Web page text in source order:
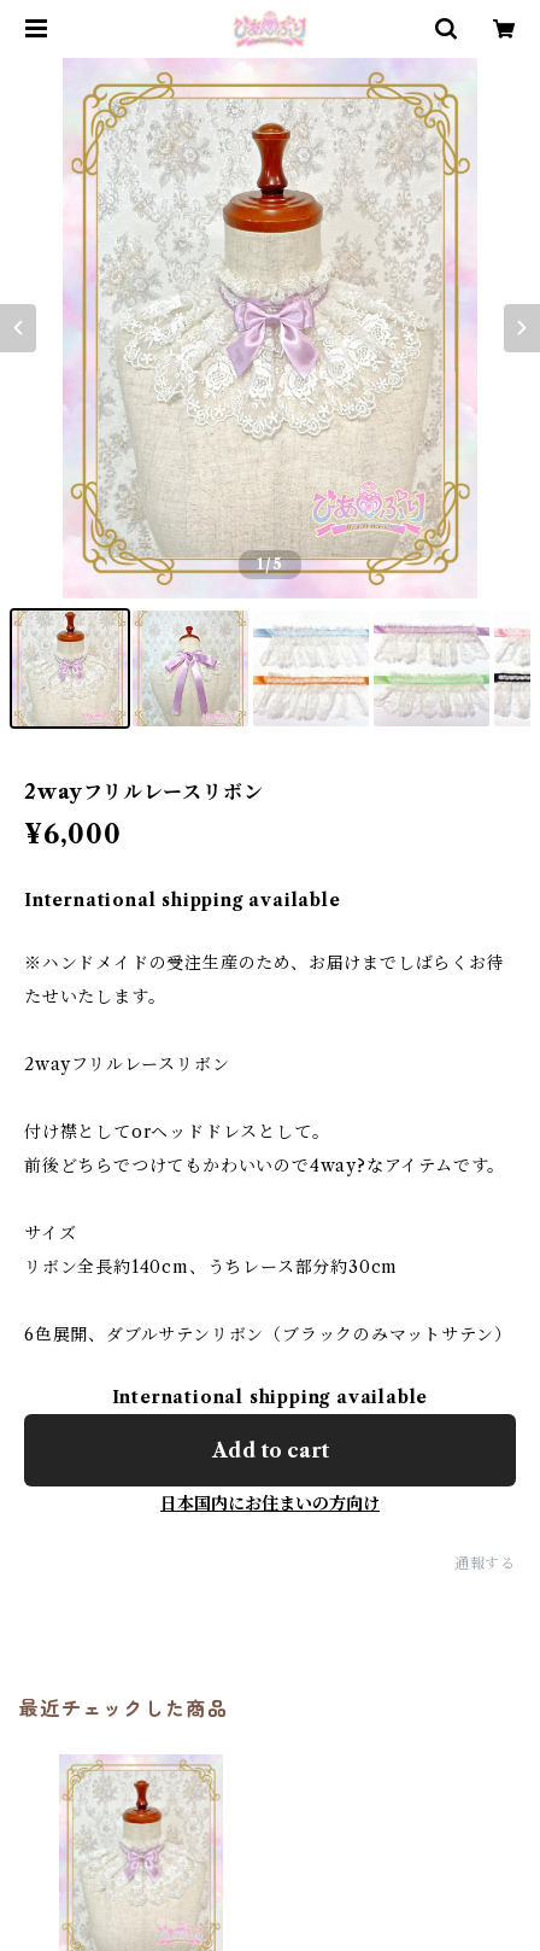
1/5
2wayフリルレースリボン
¥6,000
International shipping available
※ハンドメイドの受注生産のため、お届けまでしばらくお待
たせいたします。
2wayフリルレースリボン
付け襟としてorヘッドドレスとして。
前後どちらでつけてもかわいいので4way?なアイテムです。
サイズ
リボン全長約140cm、うちレース部分約30cm
6色展開、ダブルサテンリボン（ブラックのみマットサテン）
International shipping available
Add to cart
日本国内にお住まいの方向け
通報する
最近チェックした商品